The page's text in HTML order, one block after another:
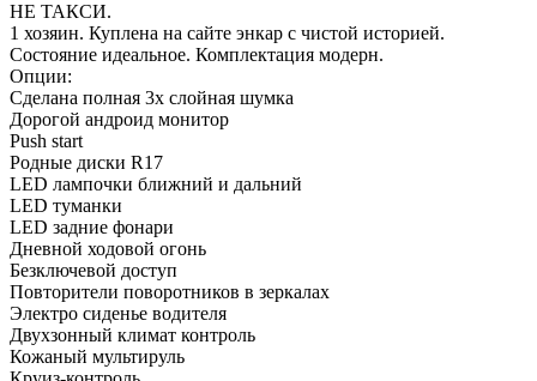
НЕ ТАКСИ.
1 хозяин. Куплена на сайте энкар с чистой историей.
Состояние идеальное. Комплектация модерн.
Опции:
Сделана полная 3х слойная шумка
Дорогой андроид монитор
Push start
Родные диски R17
LED лампочки ближний и дальний
LED туманки
LED задние фонари
Дневной ходовой огонь
Безключевой доступ
Повторители поворотников в зеркалах
Электро сиденье водителя
Двухзонный климат контроль
Кожаный мультируль